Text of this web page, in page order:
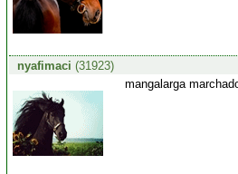
nyafimaci (31923)
mangalarga